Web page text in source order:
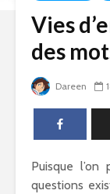
Vies
des
Dareen
Puisque
questions